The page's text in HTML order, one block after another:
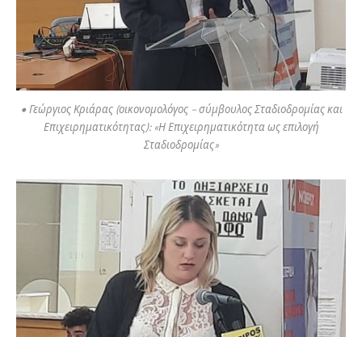
• Γεώργιος Κριάρας (οικονομολόγος – σύμβουλος Σταδιοδρομίας και
Επιχειρηματικότητας): «Η Επιχειρηματικότητα ως επιλογή
Σταδιοδρομίας»